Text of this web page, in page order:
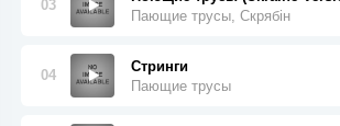
03
Пающие трусы, Скрябін
04
Стринги
Пающие трусы